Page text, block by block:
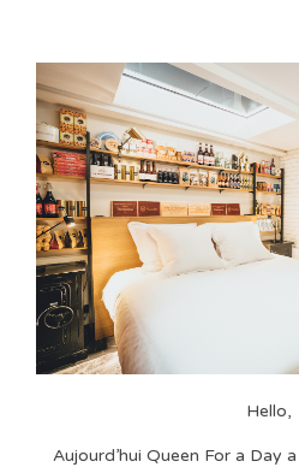
Hello,
Aujourd’hui Queen For a Day